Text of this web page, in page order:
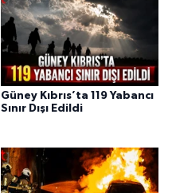
Güney Kıbrıs’ta 119 Yabancı
Sınır Dışı Edildi